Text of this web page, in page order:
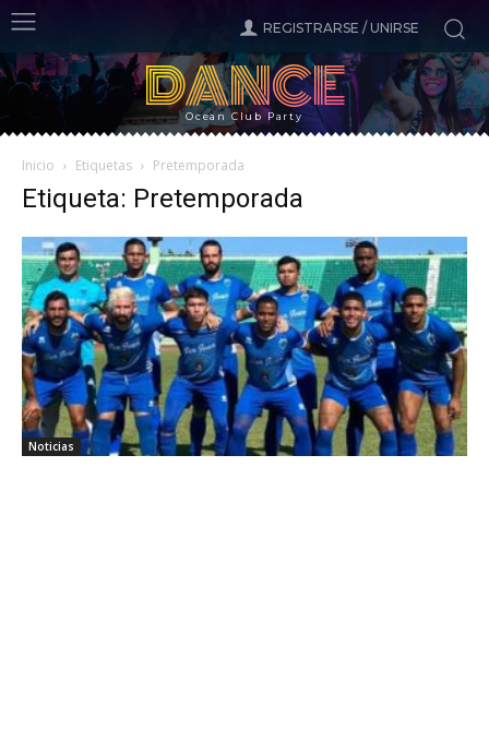
REGISTRARSE / UNIRSE
DANCE
Ocean Club Party
Inicio Etiquetas Pretemporada
Etiqueta: Pretemporada
Noticias